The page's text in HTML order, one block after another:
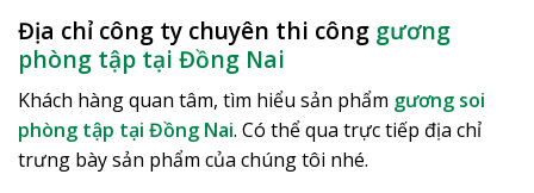
Địa chỉ công ty chuyên thi công gương
phòng tập tại Đồng Nai
Khách hàng quan tâm, tìm hiểu sản phẩm gương soi
phòng tập tại Đồng Nai. Có thể qua trực tiếp địa chỉ
trưng bày sản phẩm của chúng tôi nhé.